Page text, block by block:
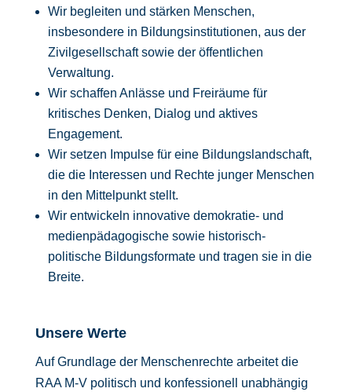
Wir begleiten und stärken Menschen,
insbesondere in Bildungsinstitutionen, aus der
Zivilgesellschaft sowie der öffentlichen
Verwaltung.
Wir schaffen Anlässe und Freiräume für
kritisches Denken, Dialog und aktives
Engagement.
Wir setzen Impulse für eine Bildungslandschaft,
die die Interessen und Rechte junger Menschen
in den Mittelpunkt stellt.
Wir entwickeln innovative demokratie- und
medienpädagogische sowie historisch-
politische Bildungsformate und tragen sie in die
Breite.
Unsere Werte
Auf Grundlage der Menschenrechte arbeitet die
RAA M-V politisch und konfessionell unabhängig